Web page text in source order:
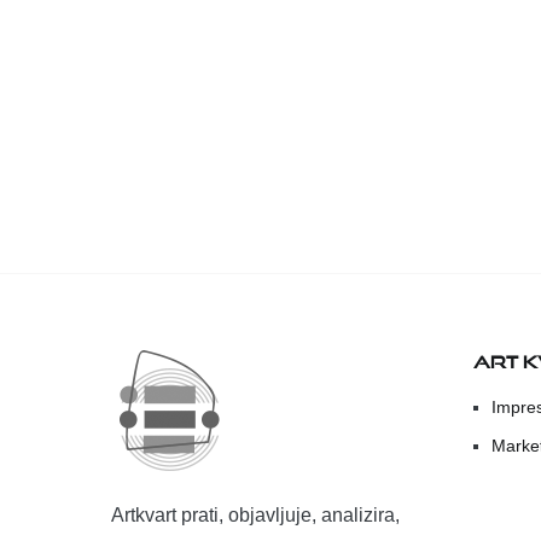
Artkvart prati, objavljuje, analizira,
ART